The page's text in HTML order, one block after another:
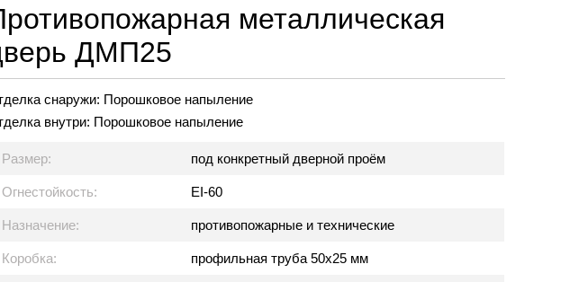
металлическая
ДМП25
снаружи: Порошковое напыление
внутри: Порошковое напыление
Размер: под конкретный дверной проём
Огнестойкость: EI-60
Назначение: противопожарные и технические
Коробка: профильная труба 50х25 мм